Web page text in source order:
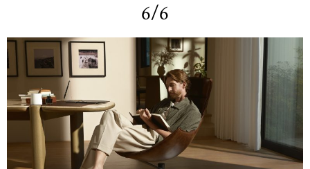
6/6